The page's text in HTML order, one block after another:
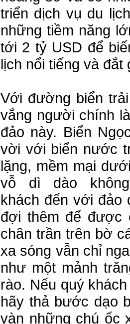
triển dịch vụ du
những tiềm năng
tới 2 tỷ USD để
lịch nổi tiếng và
Với đường biển
vắng người chính
đảo này. Biển
vời với biển nước
lặng, mềm mại
vỗ dì dào
khách đến với đảo
đợi thêm để được
chân trần trên bờ
xa sóng vẫn chỉ
như một mảnh
rào. Nếu quý
hãy thả bước dạo
vàn những chú ốc